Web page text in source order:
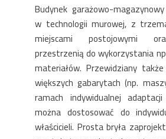
Budynek garażowo-
w technologii murowej, z
miejscami postojowymi
przestrzenią do wykorzystania
materiałów. Przewidziany
większych gabarytach (np.
ramach indywidualnej
można dostosować do
właścicieli. Prosta bryła